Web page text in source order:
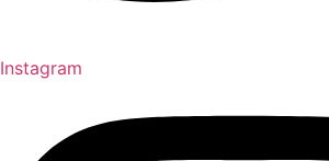
Instagram